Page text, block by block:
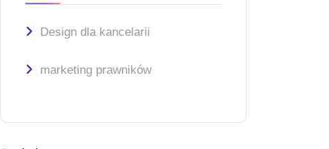
Design dla kancelarii
marketing prawników